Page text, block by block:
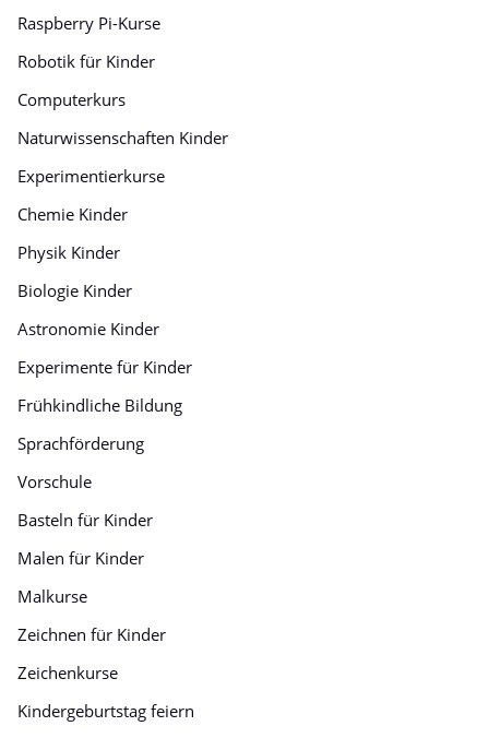
Raspberry Pi-Kurse
Robotik für Kinder
Computerkurs
Naturwissenschaften Kinder
Experimentierkurse
Chemie Kinder
Physik Kinder
Biologie Kinder
Astronomie Kinder
Experimente für Kinder
Frühkindliche Bildung
Sprachförderung
Vorschule
Basteln für Kinder
Malen für Kinder
Malkurse
Zeichnen für Kinder
Zeichenkurse
Kindergeburtstag feiern